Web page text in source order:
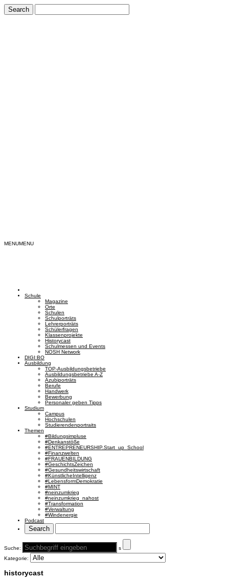
MENUMENU
Schule
Magazine
Orte
Schulen
Schulporträts
Lehrerporträts
Schülerfragen
Klassenprojekte
Historycast
Schulmessen und Events
NOSH Network
DIGI:BO
Ausbildung
TOP-Ausbildungsbetriebe
Ausbildungsbetriebe A-Z
Azubiporträts
Berufe
Handwerk
Bewerbung
Personaler geben Tipps
Studium
Campus
Hochschulen
Studierendenportraits
Themen
#Bildungsimpluse
#Denkanstöße
#ENTREPRENEURSHIP.Start_up_School
#Finanzwelten
#FRAUENBILDUNG
#GeschichtsZeichen
#Gesundheitswirtschaft
#KünstlicheIntelligenz
#LebensformDemokratie
#MINT
#neinzumkrieg
#neinzumkrieg_nahost
#Transformation
#Verwaltung
#Windenergie
Podcast
Suche:
s
Kategorie:
historycast